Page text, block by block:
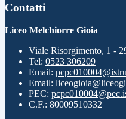
Contatti
Liceo Melchiorre Gioia
Viale Risorgimento, 1 -
Tel: 0523 306209
Email:
Email:
PEC:
C.F.: 80009510332